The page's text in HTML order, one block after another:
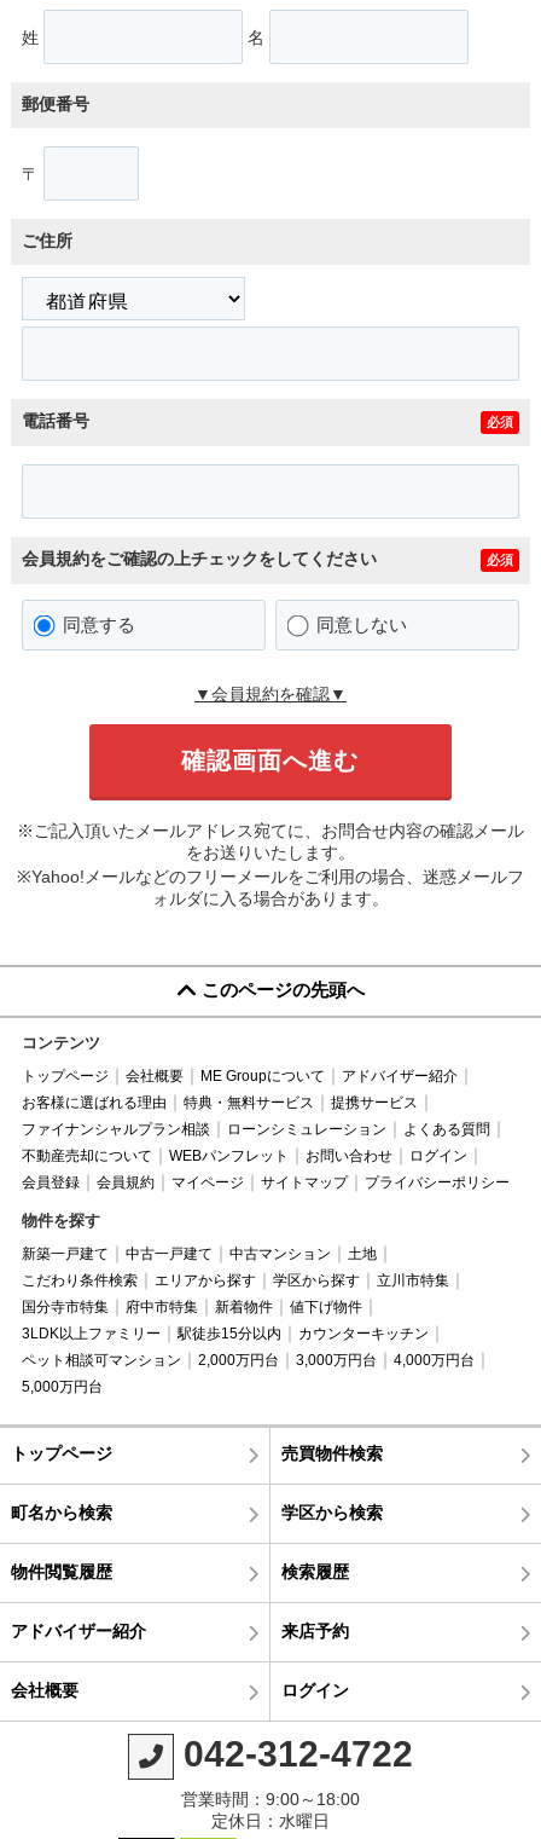
姓 名
郵便番号
〒
ご住所
電話番号 必須
会員規約をご確認の上チェックをしてください 必須
同意する 同意しない
▼会員規約を確認▼
※ご記入頂いたメールアドレス宛てに、お問合せ内容の確認メール
をお送りいたします。
※Yahoo!メールなどのフリーメールをご利用の場合、迷惑メールフ
ォルダに入る場合があります。
このページの先頭へ
コンテンツ
トップページ 会社概要 ME Groupについて
アドバイザー紹介
お客様に選ばれる理由
特典・無料サービス
提携サービス
ファイナンシャルプラン相談
ローンシミュレーション
よくある質問
不動産売却について
WEBパンフレット お問い合わせ
ログイン
会員登録
会員規約 マイページ サイトマップ プライバシーポリシー
物件を探す
新築一戸建て 中古一戸建て 中古マンション
土地
こだわり条件検索
エリアから探す 学区から探す
立川市特集
国分寺市特集
府中市特集 新着物件
値下げ物件
3LDK以上ファミリー
駅徒歩15分以内
カウンターキッチン
ペット相談可マンション
2,000万円台 3,000万円台
4,000万円台
5,000万円台
トップページ 売買物件検索
町名から検索 学区から検索
物件閲覧履歴 検索履歴
アドバイザー紹介 来店予約
会社概要 ログイン
042-312-4722
営業時間：9:00～18:00
定休日：水曜日